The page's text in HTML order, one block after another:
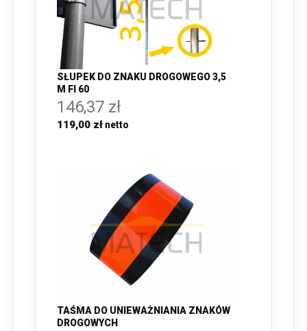
SŁUPEK DO ZNAKU DROGOWEGO 3,5
M FI 60
146,37 zł
119,00 zł
TAŚMA DO UNIEWAŻNIANIA ZNAKÓW
DROGOWYCH